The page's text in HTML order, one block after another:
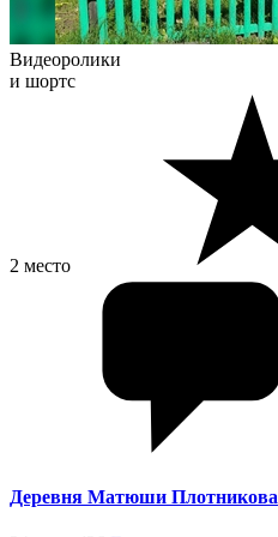
Видеоролики
и шортс
2 место
Деревня Матюши Плотникова